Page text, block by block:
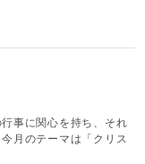
事に関心を持ち、それ
月のテーマは「クリス